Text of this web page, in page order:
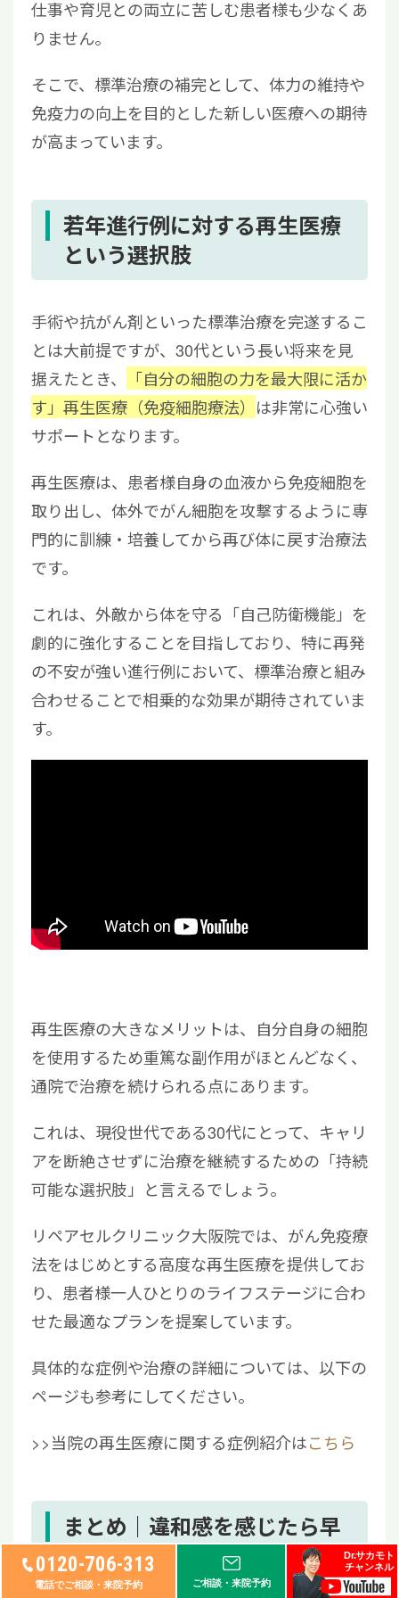
0120-706-313
電話でご相談・来院予約 ご相談・来院予約
Dr.サカモト
チャンネル
仕事や育児との両立に苦しむ患者様も少なくあ
りません。
そこで、標準治療の補完として、体力の維持や
免疫力の向上を目的とした新しい医療への期待
が高まっています。
若年進行例に対する再生医療
という選択肢
手術や抗がん剤といった標準治療を完遂するこ
とは大前提ですが、30代という長い将来を見
据えたとき、
「自分の細胞の力を最大限に活か
す」再生医療（免疫細胞療法） は非常に心強い
サポートとなります。
再生医療は、患者様自身の血液から免疫細胞を
取り出し、体外でがん細胞を攻撃するように専
門的に訓練・培養してから再び体に戻す治療法
です。
これは、外敵から体を守る「自己防衛機能」を
劇的に強化することを目指しており、特に再発
の不安が強い進行例において、標準治療と組み
合わせることで相乗的な効果が期待されていま
す。
再生医療の大きなメリットは、自分自身の細胞
を使用するため重篤な副作用がほとんどなく、
通院で治療を続けられる点にあります。
これは、現役世代である30代にとって、キャリ
アを断絶させずに治療を継続するための「持続
可能な選択肢」と言えるでしょう。
リペアセルクリニック大阪院では、がん免疫療
法をはじめとする高度な再生医療を提供してお
り、患者様一人ひとりのライフステージに合わ
せた最適なプランを提案しています。
具体的な症例や治療の詳細については、以下の
ページも参考にしてください。
>>当院の再生医療に関する症例紹介はこちら
まとめ｜違和感を感じたら早
めの検査を